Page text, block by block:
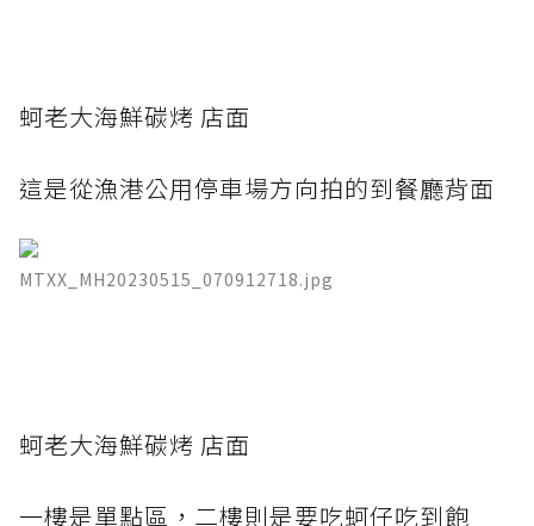
蚵老大海鮮碳烤 店面
這是從漁港公用停車場方向拍的到餐廳背面
MTXX_MH20230515_070912718.jpg
蚵老大海鮮碳烤 店面
一樓是單點區，二樓則是要吃蚵仔吃到飽